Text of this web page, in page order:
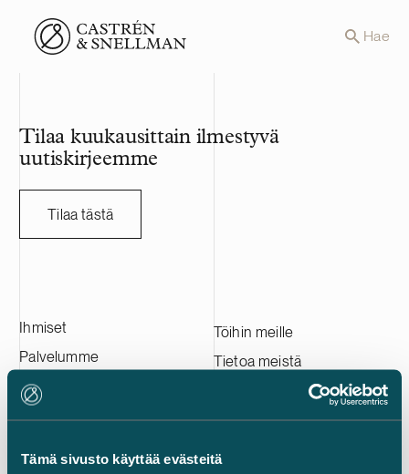
Tämä sivusto käyttää evästeitä
Front page Hae
Tilaa kuukausittain ilmestyvä
uutiskirjeemme
Tilaa tästä
Ihmiset
Palvelumme
Asiakkaitamme
Ajankohtaista
Töihin meille
Tietoa meistä